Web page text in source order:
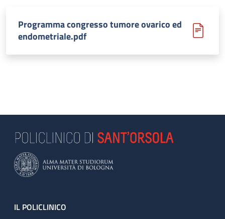
Programma congresso tumore ovarico ed
endometriale.pdf
Footer
IL POLICLINICO